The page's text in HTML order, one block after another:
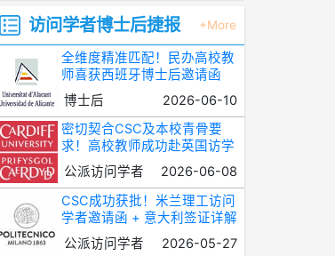
访问学者博士后捷报 +More
全维度精准匹配！民办高校教
师喜获西班牙博士后邀请函
博士后
2026-06-10
密切契合CSC及本校青骨要
求！高校教师成功赴英国访学
公派访问学者
2026-06-08
CSC成功获批！米兰理工访问
学者邀请函 + 意大利签证详解
公派访问学者
2026-05-27